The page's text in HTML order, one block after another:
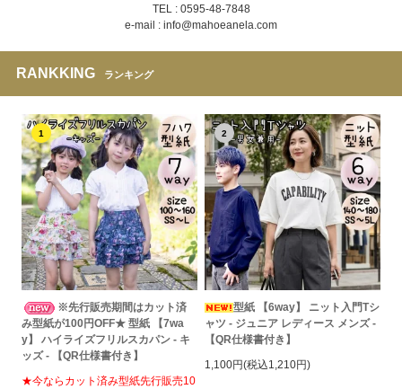
TEL : 0595-48-7848
e-mail : info@mahoeanela.com
RANKKING ランキング
1
※先行販売期間はカット済
み型紙が100円OFF★ 型紙 【7wa
y】 ハイライズフリルスカパン - キ
ッズ - 【QR仕様書付き】
★今ならカット済み型紙先行販売10
2
型紙 【6way】 ニット入門Tシ
ャツ - ジュニア レディース メンズ -
【QR仕様書付き】
1,100円(税込1,210円)